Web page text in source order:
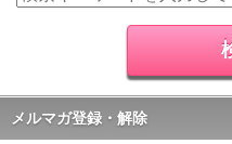
メルマガ登録・解除